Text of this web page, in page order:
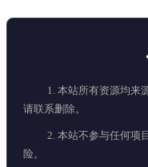
1. 本站所有资源均来
请联系删除。
2. 本站不参与任何项
险。